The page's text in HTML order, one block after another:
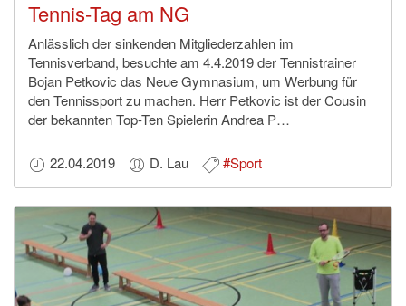
Tennis-Tag am NG
Anlässlich der sinkenden Mitgliederzahlen im
Tennisverband, besuchte am 4.4.2019 der Tennistrainer
Bojan Petkovic das Neue Gymnasium, um Werbung für
den Tennissport zu machen. Herr Petkovic ist der Cousin
der bekannten Top-Ten Spielerin Andrea P…
22.04.2019 D. Lau #Sport